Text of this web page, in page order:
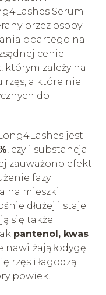
Serum
przez osoby
opartego na
cenie.
którym zależy na
rzęs, a które nie
do
jest
, czyli substancja
zauważono efekt
fazy
na mieszki
dłużej i staje
się także
pantenol, kwas
nawilżają łodygę
rzęs i łagodzą
powiek.